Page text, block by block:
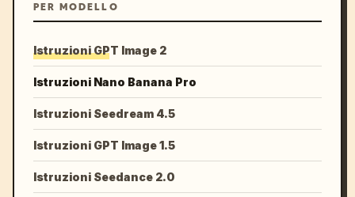
PER MODELLO
Istruzioni GPT Image 2
Istruzioni Nano Banana Pro
Istruzioni Seedream 4.5
Istruzioni GPT Image 1.5
Istruzioni Seedance 2.0